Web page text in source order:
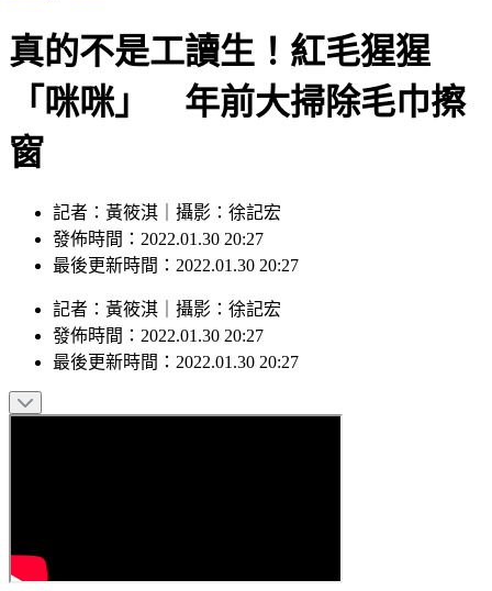
真的不是工讀生！紅毛猩猩
「咪咪」 年前大掃除毛巾擦
窗
記者：黃筱淇｜攝影：徐記宏
發佈時間：2022.01.30 20:27
最後更新時間：2022.01.30 20:27
記者 ： 黃筱淇 攝影 ： 徐記宏
發佈時間： 2022.01.30 20:27
最後更新時間： 2022.01.30 20:27